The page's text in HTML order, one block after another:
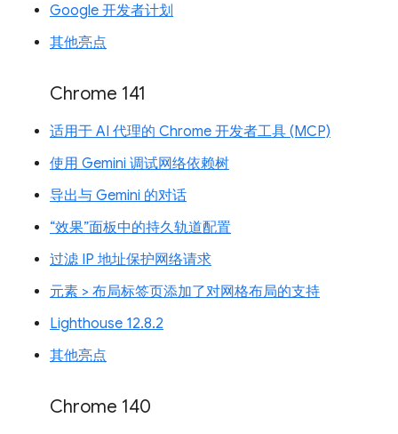
Google 开发者计划
其他亮点
Chrome 141
适用于 AI 代理的 Chrome 开发者工具 (MCP)
使用 Gemini 调试网络依赖树
导出与 Gemini 的对话
“效果”面板中的持久轨道配置
过滤 IP 地址保护网络请求
元素 > 布局标签页添加了对网格布局的支持
Lighthouse 12.8.2
其他亮点
Chrome 140